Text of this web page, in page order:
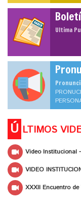
Ultima
Ú LTIMOS
Video Institucional
VIDEO
XXXII Encuentro